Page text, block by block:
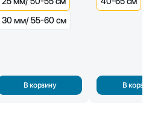
30 мм/ 55-60 см
В корзину В